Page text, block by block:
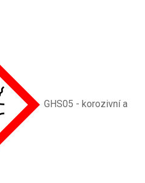
GHS05 - korozivní a